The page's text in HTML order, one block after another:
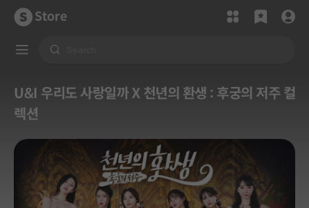
Store
U&I 우리도 사랑일까 X 천년의 환생 : 후궁의 저주 컬
렉션